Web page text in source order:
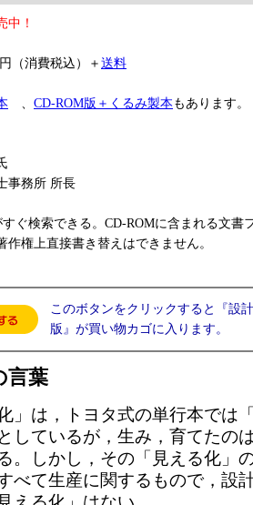
中！
（消費税込）＋ 送料
、 CD-ROM版＋くるみ製本 もあります。
事務所 所長
ぐ検索できる。CD-ROMに含まれる文書
作権上直接書き替えはできません。
このボタンをクリックすると『設
版』が買い物カゴに入ります。
言葉
」は，トヨタ式の単行本では
しているが，生み，育てたの
。しかし，その「見える化」
べて生産に関するもので，設